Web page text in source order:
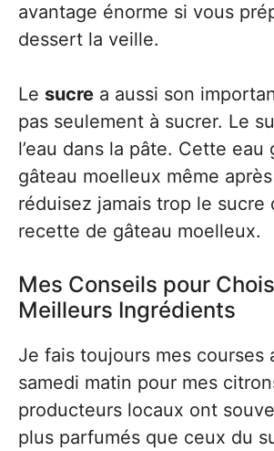
avantage énorme si vous
dessert la veille.
Le sucre a aussi son
pas seulement à sucrer. Le
l’eau dans la pâte. Cette eau
gâteau moelleux même
réduisez jamais trop le sucre
recette de gâteau moelleux.
Mes Conseils pour
Meilleurs Ingrédients
Je fais toujours mes courses
samedi matin pour mes
producteurs locaux ont
plus parfumés que ceux du